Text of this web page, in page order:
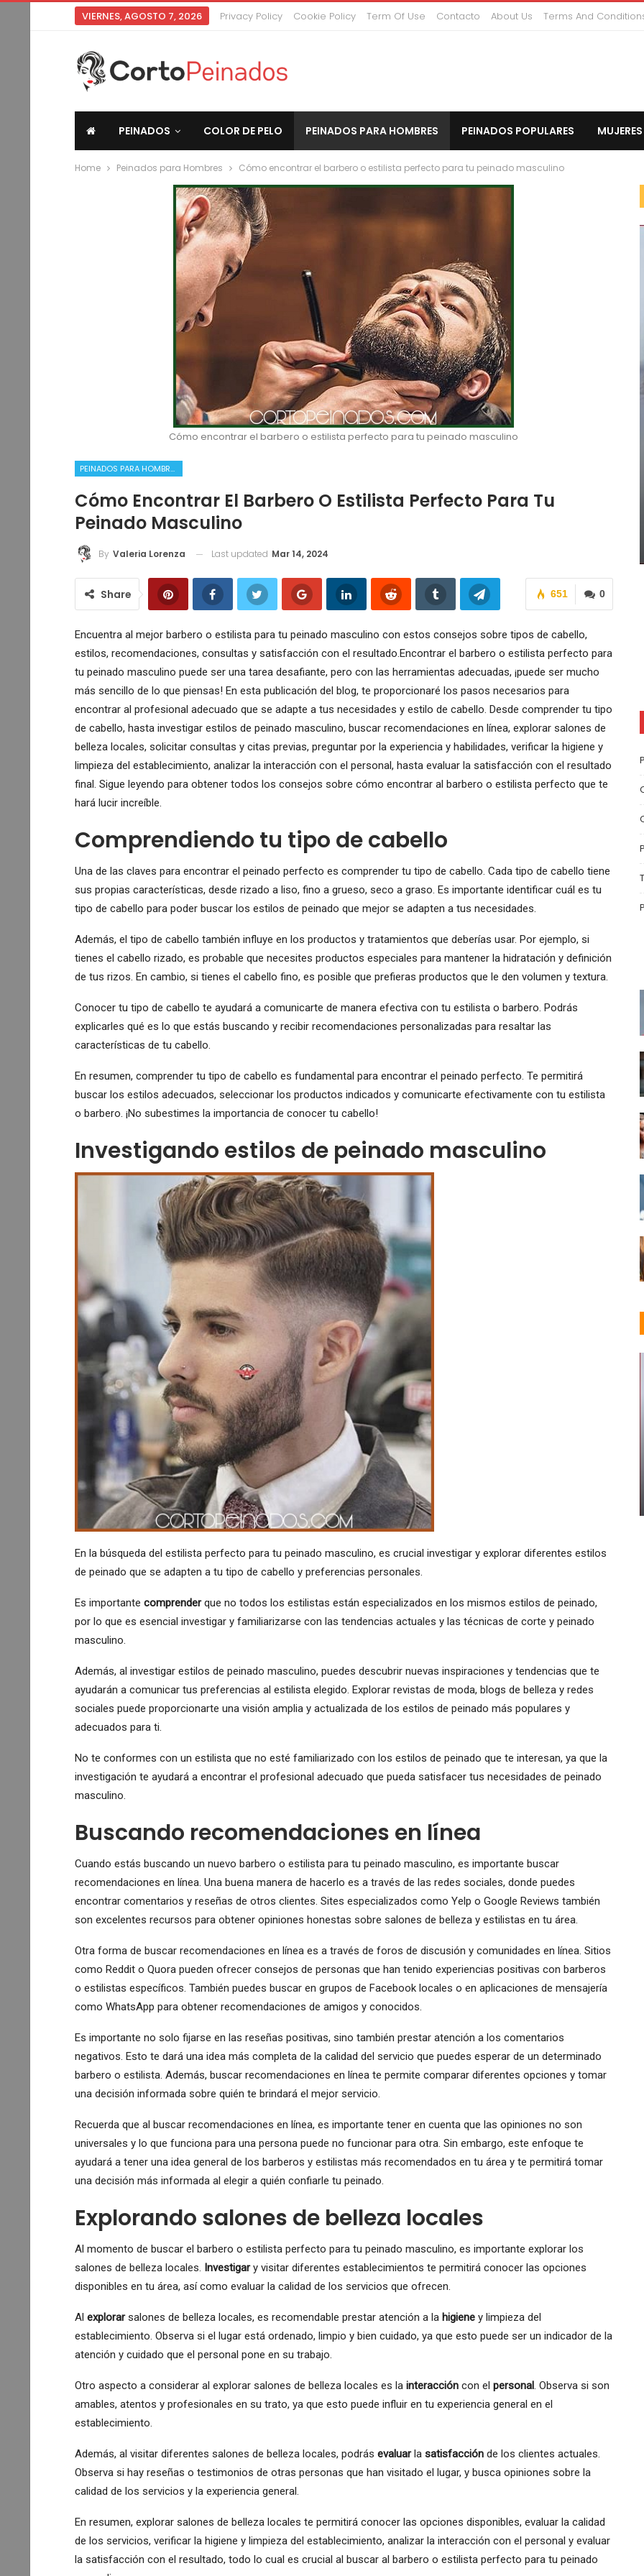
VIERNES, AGOSTO 7, 2026 Privacy Policy Cookie Policy Term Of Use Contacto About Us Terms And
PEINADOS COLOR DE PELO PEINADOS PARA HOMBRES PEINADOS POPULARES
Home Peinados para Hombres Cómo encontrar el barbero o estilista perfecto para tu peinado masculino
Cómo encontrar el barbero o estilista perfecto para tu peinado masculino
PEINADOS PARA HOMBRES
Cómo Encontrar El Barbero O Estilista Perfecto Para Tu
Peinado Masculino
By Valeria Lorenza Last updated Mar 14, 2024
0
651
Share
Encuentra al mejor barbero o estilista para tu peinado masculino con estos consejos sobre tipos de cabello,
estilos, recomendaciones, consultas y satisfacción con el resultado.Encontrar el barbero o estilista perfecto para
tu peinado masculino puede ser una tarea desafiante, pero con las herramientas adecuadas, ¡puede ser mucho
más sencillo de lo que piensas! En esta publicación del blog, te proporcionaré los pasos necesarios para
encontrar al profesional adecuado que se adapte a tus necesidades y estilo de cabello. Desde comprender tu tipo
de cabello, hasta investigar estilos de peinado masculino, buscar recomendaciones en línea, explorar salones de
belleza locales, solicitar consultas y citas previas, preguntar por la experiencia y habilidades, verificar la higiene y
limpieza del establecimiento, analizar la interacción con el personal, hasta evaluar la satisfacción con el resultado
final. Sigue leyendo para obtener todos los consejos sobre cómo encontrar al barbero o estilista perfecto que te
hará lucir increíble.
Comprendiendo tu tipo de cabello
Una de las claves para encontrar el peinado perfecto es comprender tu tipo de cabello. Cada tipo de cabello tiene
sus propias características, desde rizado a liso, fino a grueso, seco a graso. Es importante identificar cuál es tu
tipo de cabello para poder buscar los estilos de peinado que mejor se adapten a tus necesidades.
Además, el tipo de cabello también influye en los productos y tratamientos que deberías usar. Por ejemplo, si
tienes el cabello rizado, es probable que necesites productos especiales para mantener la hidratación y definición
de tus rizos. En cambio, si tienes el cabello fino, es posible que prefieras productos que le den volumen y textura.
Conocer tu tipo de cabello te ayudará a comunicarte de manera efectiva con tu estilista o barbero. Podrás
explicarles qué es lo que estás buscando y recibir recomendaciones personalizadas para resaltar las
características de tu cabello.
En resumen, comprender tu tipo de cabello es fundamental para encontrar el peinado perfecto. Te permitirá
buscar los estilos adecuados, seleccionar los productos indicados y comunicarte efectivamente con tu estilista
o barbero. ¡No subestimes la importancia de conocer tu cabello!
Investigando estilos de peinado masculino
En la búsqueda del estilista perfecto para tu peinado masculino, es crucial investigar y explorar diferentes estilos
de peinado que se adapten a tu tipo de cabello y preferencias personales.
Es importante comprenderque no todos los estilistas están especializados en los mismos estilos de peinado,
por lo que es esencial investigar y familiarizarse con las tendencias actuales y las técnicas de corte y peinado
masculino.
Además, al investigar estilos de peinado masculino, puedes descubrir nuevas inspiraciones y tendencias que te
ayudarán a comunicar tus preferencias al estilista elegido. Explorar revistas de moda, blogs de belleza y redes
sociales puede proporcionarte una visión amplia y actualizada de los estilos de peinado más populares y
adecuados para ti.
No te conformes con un estilista que no esté familiarizado con los estilos de peinado que te interesan, ya que la
investigación te ayudará a encontrar el profesional adecuado que pueda satisfacer tus necesidades de peinado
masculino.
Buscando recomendaciones en línea
Cuando estás buscando un nuevo barbero o estilista para tu peinado masculino, es importante buscar
recomendaciones en línea. Una buena manera de hacerlo es a través de las redes sociales, donde puedes
encontrar comentarios y reseñas de otros clientes. Sites especializados como Yelp o Google Reviews también
son excelentes recursos para obtener opiniones honestas sobre salones de belleza y estilistas en tu área.
Otra forma de buscar recomendaciones en línea es a través de foros de discusión y comunidades en línea. Sitios
como Reddit o Quora pueden ofrecer consejos de personas que han tenido experiencias positivas con barberos
o estilistas específicos. También puedes buscar en grupos de Facebook locales o en aplicaciones de mensajería
como WhatsApp para obtener recomendaciones de amigos y conocidos.
Es importante no solo fijarse en las reseñas positivas, sino también prestar atención a los comentarios
negativos. Esto te dará una idea más completa de la calidad del servicio que puedes esperar de un determinado
barbero o estilista. Además, buscar recomendaciones en línea te permite comparar diferentes opciones y tomar
una decisión informada sobre quién te brindará el mejor servicio.
Recuerda que al buscar recomendaciones en línea, es importante tener en cuenta que las opiniones no son
universales y lo que funciona para una persona puede no funcionar para otra. Sin embargo, este enfoque te
ayudará a tener una idea general de los barberos y estilistas más recomendados en tu área y te permitirá tomar
una decisión más informada al elegir a quién confiarle tu peinado.
Explorando salones de belleza locales
Al momento de buscar el barbero o estilista perfecto para tu peinado masculino, es importante explorar los
salones de belleza locales. Investigary visitar diferentes establecimientos te permitirá conocer las opciones
disponibles en tu área, así como evaluar la calidad de los servicios que ofrecen.
Al explorarsalones de belleza locales, es recomendable prestar atención a la higieney limpieza del
establecimiento. Observa si el lugar está ordenado, limpio y bien cuidado, ya que esto puede ser un indicador de la
atención y cuidado que el personal pone en su trabajo.
Otro aspecto a considerar al explorar salones de belleza locales es la interaccióncon el personal. Observa si son
amables, atentos y profesionales en su trato, ya que esto puede influir en tu experiencia general en el
establecimiento.
Además, al visitar diferentes salones de belleza locales, podrás evaluarla satisfacciónde los clientes actuales.
Observa si hay reseñas o testimonios de otras personas que han visitado el lugar, y busca opiniones sobre la
calidad de los servicios y la experiencia general.
En resumen, explorar salones de belleza locales te permitirá conocer las opciones disponibles, evaluar la calidad
de los servicios, verificar la higiene y limpieza del establecimiento, analizar la interacción con el personal y evaluar
la satisfacción con el resultado, todo lo cual es crucial al buscar al barbero o estilista perfecto para tu peinado
CORTO PEINADOS
50 Pageboy Cortes De Pelo
Inspirando Peinados Cortos Con
MUJERES AFRICANAS
50 Ideas Encantadoras Para
Trenzas De Ghana
Valeria Lorenza Abr 6, 2019
50 Sensacionales Ideas De
Valeria Lorenza